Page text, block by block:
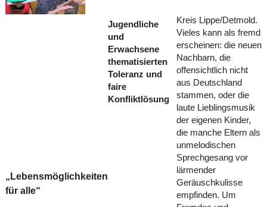
„Lebensmöglichkeiten
für alle“
Jugendliche
und
Erwachsene
thematisierten
Toleranz und
faire
Konfliktlösung
Kreis Lippe/Detmold.
Vieles kann als fremd
erscheinen: die neuen
Nachbarn, die
offensichtlich nicht
aus Deutschland
stammen, oder die
laute Lieblingsmusik
der eigenen Kinder,
die manche Eltern als
unmelodischen
Sprechgesang vor
lärmender
Geräuschkulisse
empfinden. Um